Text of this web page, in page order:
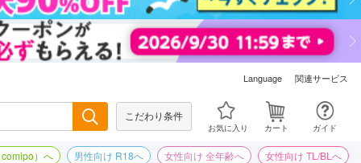
Language 関連サービス
こだわり条件
お気に入り カート ガイド
）へ 男性向け R18へ 女性向け 全年齢へ 女性向け TL/BLへ